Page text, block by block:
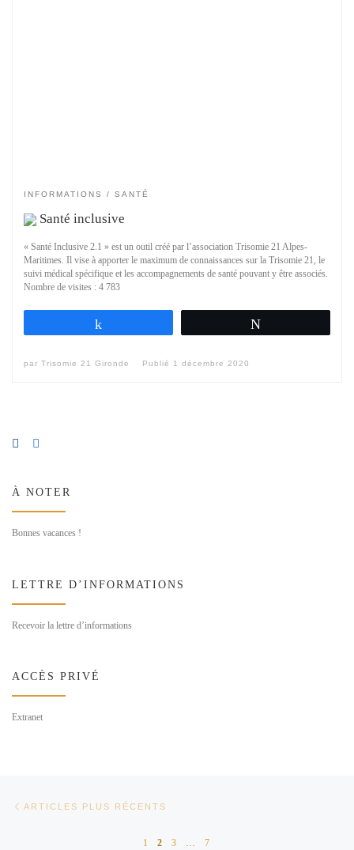
INFORMATIONS SANTÉ
Santé inclusive
« Santé Inclusive 2.1 » est un outil créé par l’association Trisomie 21 Alpes-
Maritimes. Il vise à apporter le maximum de connaissances sur la Trisomie 21, le
suivi médical spécifique et les accompagnements de santé pouvant y être associés.
Nombre de visites : 4 783
par Trisomie 21 Gironde Publié 1 décembre 2020
À NOTER
Bonnes vacances !
LETTRE D’INFORMATIONS
Recevoir la lettre d’informations
ACCÈS PRIVÉ
Extranet
ARTICLES PLUS RÉCENTS
1 2 3 … 7